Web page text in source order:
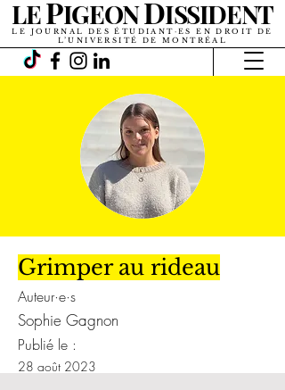
LEPIGEONDISSIDENT
LE JOURNAL DES ÉTUDIANT·ES EN DROIT DE
L’UNIVERSITÉ DE MONTRÉAL
Grimper au rideau
Auteur·e·s
Sophie Gagnon
Publié le :
28 août 2023